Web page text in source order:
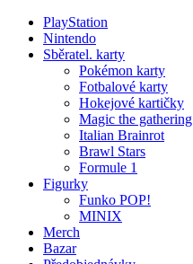
PlayStation
Nintendo
Sběratel. karty
Pokémon karty
Fotbalové karty
Hokejové kartičky
Magic the gathering
Italian Brainrot
Brawl Stars
Formule 1
Figurky
Funko POP!
MINIX
Merch
Bazar